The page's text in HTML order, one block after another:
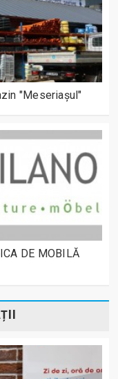
"Meseriașul"
DE MOBILĂ